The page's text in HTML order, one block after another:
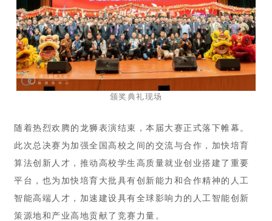
颁奖典礼现场
随着热烈欢腾的龙狮表演结束，本届大赛正式落下帷幕。
此次总决赛为加强全国高校之间的交流与合作，加快培育
算法创新人才，推动高校学生高质量就业创业搭建了重要
平台，也为加快培育大批具有创新能力和合作精神的人工
智能高端人才，加速建设具有全球影响力的人工智能创新
策源地和产业高地贡献了竞赛力量。